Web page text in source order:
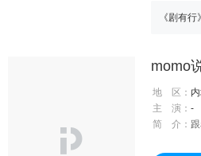
《剧有
地 区：
主 演： -
简 介：